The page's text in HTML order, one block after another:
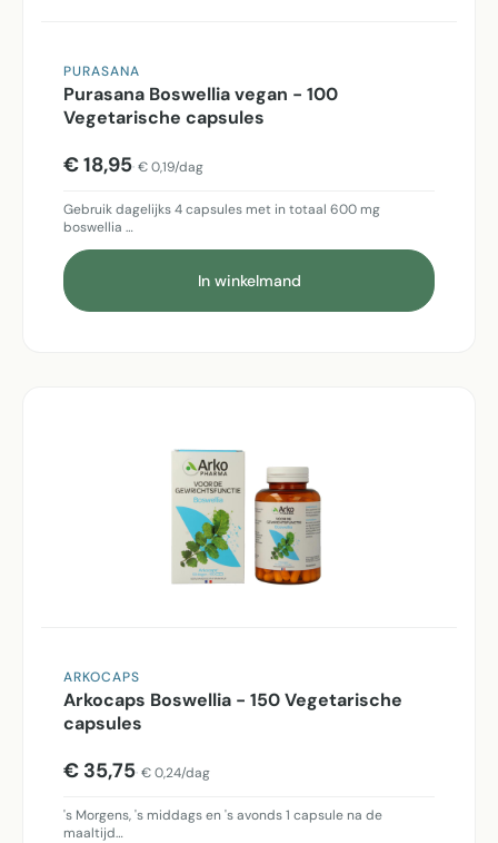
PURASANA
Purasana Boswellia vegan - 100
Vegetarische capsules
€ 18,95 € 0,19/dag
Gebruik dagelijks 4 capsules met in totaal 600 mg
boswellia …
In winkelmand
ARKOCAPS
Arkocaps Boswellia - 150 Vegetarische
capsules
€ 35,75 € 0,24/dag
's Morgens, 's middags en 's avonds 1 capsule na de
maaltijd…